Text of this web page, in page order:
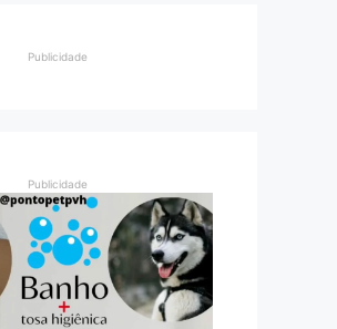
Publicidade
Publicidade